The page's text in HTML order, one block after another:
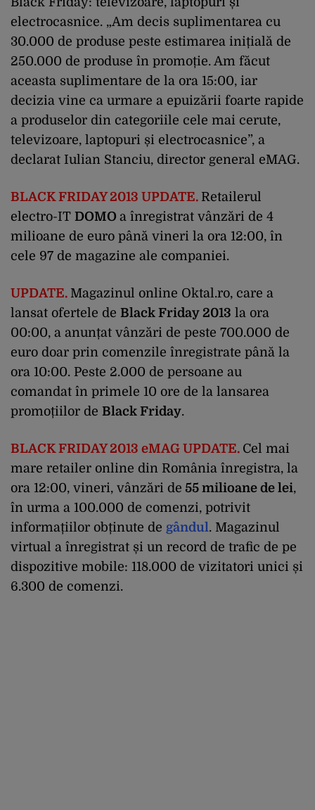
electrocasnice. „Am decis suplimentarea cu
30.000 de produse peste estimarea inițială de
250.000 de produse în promoție. Am făcut
aceasta suplimentare de la ora 15:00, iar
decizia vine ca urmare a epuizării foarte rapide
a produselor din categoriile cele mai cerute,
televizoare, laptopuri și electrocasnice”, a
declarat Iulian Stanciu, director general eMAG.
BLACK FRIDAY 2013 UPDATE. Retailerul
electro-IT DOMO a înregistrat vânzări de 4
milioane de euro până vineri la ora 12:00, în
cele 97 de magazine ale companiei.
UPDATE. Magazinul online Oktal.ro, care a
lansat ofertele de Black Friday 2013 la ora
00:00, a anunțat vânzări de peste 700.000 de
euro doar prin comenzile înregistrate până la
ora 10:00. Peste 2.000 de persoane au
comandat în primele 10 ore de la lansarea
promoțiilor de Black Friday.
BLACK FRIDAY 2013 eMAG UPDATE. Cel mai
mare retailer online din România înregistra, la
ora 12:00, vineri, vânzări de 55 milioane de lei,
în urma a 100.000 de comenzi, potrivit
informațiilor obținute de gândul. Magazinul
virtual a înregistrat și un record de trafic de pe
dispozitive mobile: 118.000 de vizitatori unici și
6.300 de comenzi.